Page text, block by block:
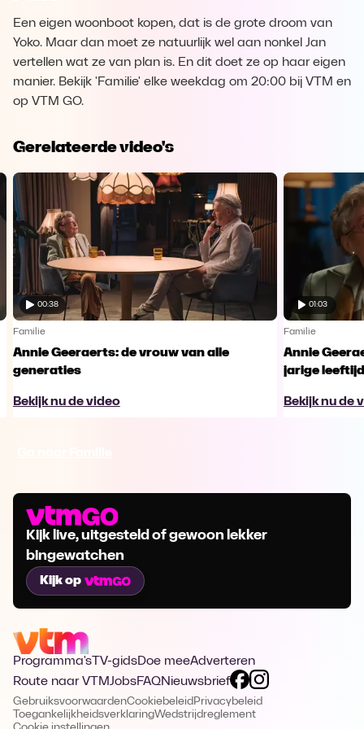
Een eigen woonboot kopen, dat is de grote droom van
Yoko. Maar dan moet ze natuurlijk wel aan nonkel Jan
vertellen wat ze van plan is. En dit doet ze op haar eigen
manier. Bekijk 'Familie' elke weekdag om 20:00 bij VTM en
op VTM GO.
Gerelateerde video's
00:38
Familie
Annie Geeraerts: de vrouw van alle
generaties
Bekijk nu de video
01:03
Familie
Annie
jarige leeftijd
Bekijk nu de
Kijk live, uitgesteld of gewoon lekker
bingewatchen
Kijk op
Programma's TV-gidsDoe meeAdverteren
Route naar VTMJobsFAQNieuwsbrief
GebruiksvoorwaardenCookiebeleid Privacybeleid
ToegankelijkheidsverklaringWedstrijdreglement